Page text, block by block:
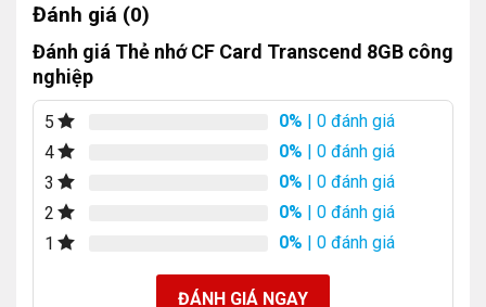
Đánh giá (0)
Đánh giá Thẻ nhớ CF Card Transcend 8GB công
nghiệp
5 0% | 0 đánh giá
4
0% | 0 đánh giá
3
0% | 0 đánh giá
2
0% | 0 đánh giá
1
0% | 0 đánh giá
ĐÁNH GIÁ NGAY